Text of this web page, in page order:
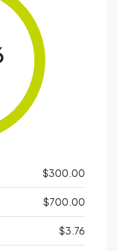
$300.00
$700.00
$3.76